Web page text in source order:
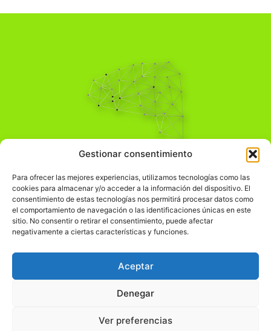
Gestionar consentimiento
Para ofrecer las mejores experiencias, utilizamos tecnologías como las
cookies para almacenar y/o acceder a la información del dispositivo. El
consentimiento de estas tecnologías nos permitirá procesar datos como
el comportamiento de navegación o las identificaciones únicas en este
sitio. No consentir o retirar el consentimiento, puede afectar
negativamente a ciertas características y funciones.
Aceptar
Denegar
Ver preferencias
Pensamiento Crítico
Comprender el mundo para transformarlo.
Información Legal
჻Política de privacidad
Política de cookies